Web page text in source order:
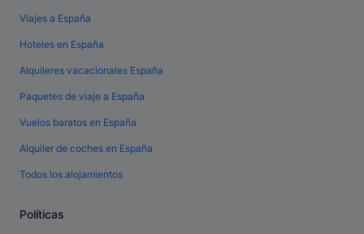
Viajes a España
Hoteles en España
Alquileres vacacionales España
Paquetes de viaje a España
Vuelos baratos en España
Alquiler de coches en España
Todos los alojamientos
Políticas